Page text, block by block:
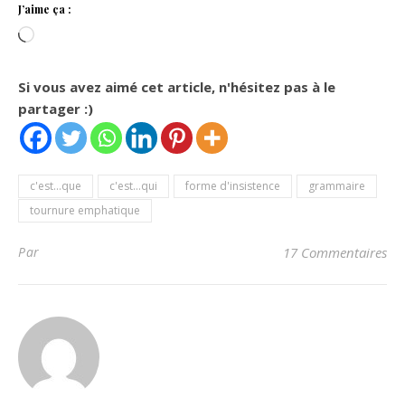
J’aime ça :
Chargement…
Si vous avez aimé cet article, n'hésitez pas à le
partager :)
c'est...que c'est...qui forme d'insistence
grammaire
tournure emphatique
Par 17 Commentaires